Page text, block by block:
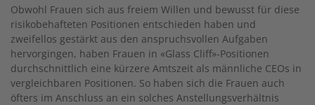
Obwohl Frauen sich aus freiem Willen und bewusst für diese
risikobehafteten Positionen entschieden haben und
zweifellos gestärkt aus den anspruchsvollen Aufgaben
hervorgingen, haben Frauen in «Glass Cliff»-Positionen
durchschnittlich eine kürzere Amtszeit als männliche CEOs in
vergleichbaren Positionen. So haben sich die Frauen auch
öfters im Anschluss an ein solches Anstellungsverhältnis